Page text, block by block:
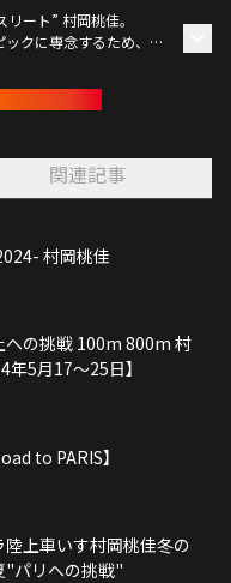
ート” 村岡桃佳。
クに専念するため、一
のレースを追った。
関連記事
村岡桃佳
への挑戦 100m 800m 村
年5月17〜25日】
to PARIS】
陸上車いす村岡桃佳冬の
"パリへの挑戦"